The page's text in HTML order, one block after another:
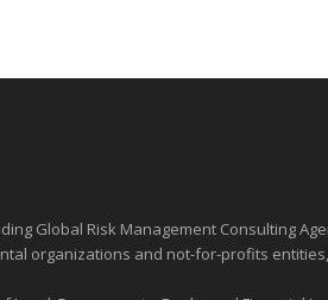
Global Risk Management Consulting
organizations and not-for-profits entities